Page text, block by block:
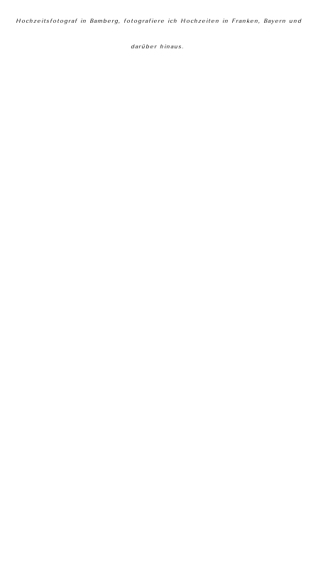
Hochzeitsfotograf in Bamberg, fotografiere ich Hochzeiten in Franken, Bayern und
darüber hinaus.